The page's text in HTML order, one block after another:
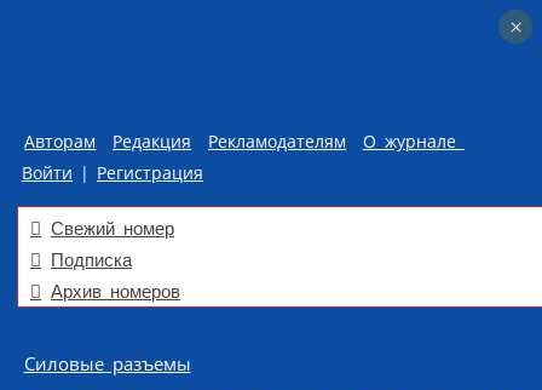
Авторам Редакция Рекламодателям
О журнале
Войти | Регистрация
Свежий номер
Подписка
Архив номеров
Skip to content
Силовые разъемы
×
×